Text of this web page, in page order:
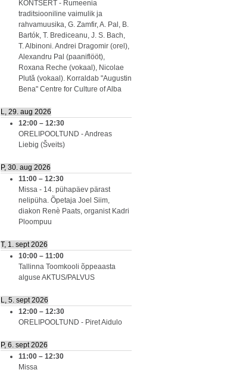
KONTSERT - Rumeenia
traditsiooniline vaimulik ja
rahvamuusika, G. Zamfir, A. Pal, B.
Bartók, T. Brediceanu, J. S. Bach,
T. Albinoni. Andrei Dragomir (orel),
Alexandru Pal (paaniflööt),
Roxana Reche (vokaal), Nicolae
Plută (vokaal). Korraldab "Augustin
Bena" Centre for Culture of Alba
L, 29. aug 2026
12:00 – 12:30
ORELIPOOLTUND - Andreas
Liebig (Šveits)
P, 30. aug 2026
11:00 – 12:30
Missa - 14. pühapäev pärast
nelipüha. Õpetaja Joel Siim,
diakon Renè Paats, organist Kadri
Ploompuu
T, 1. sept 2026
10:00 – 11:00
Tallinna Toomkooli õppeaasta
alguse AKTUS/PALVUS
L, 5. sept 2026
12:00 – 12:30
ORELIPOOLTUND - Piret Aidulo
P, 6. sept 2026
11:00 – 12:30
Missa